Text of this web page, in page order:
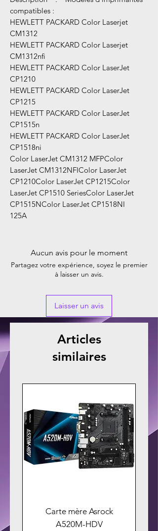
compatibles :
HEWLETT PACKARD Color Laserjet
CM1312
HEWLETT PACKARD Color Laserjet
CM1312nfi
HEWLETT PACKARD Color LaserJet
CP1210
HEWLETT PACKARD Color LaserJet
CP1215
HEWLETT PACKARD Color LaserJet
CP1515n
HEWLETT PACKARD Color LaserJet
CP1518ni
Color LaserJet CM1312 MFPColor
LaserJet CM1312NFIColor LaserJet
CP1210Color LaserJet CP1215Color
LaserJet CP1510 SeriesColor LaserJet
CP1515NColor LaserJet CP1518NI
125A
Aucun avis pour le moment
Partagez votre expérience, soyez le premier
à laisser un avis.
Laisser un avis
Articles
similaires
Carte mère Asrock
A520M-HDV